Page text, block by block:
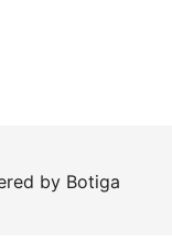
by Botiga